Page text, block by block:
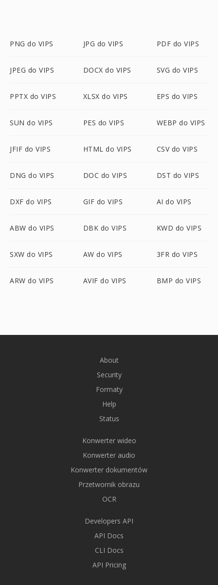
PNG do VIPS JPG do VIPS PDF do VIPS
JPEG do VIPS DOCX do VIPS SVG do VIPS
PPTX do VIPS XLSX do VIPS EPS do VIPS
SUN do VIPS PES do VIPS WEBP do VIPS
JFIF do VIPS HTML do VIPS CSV do VIPS
DNG do VIPS DOC do VIPS DST do VIPS
DXF do VIPS GIF do VIPS AI do VIPS
ABW do VIPS DBK do VIPS KWD do VIPS
SXW do VIPS AW do VIPS 3FR do VIPS
ARW do VIPS AVIF do VIPS BMP do VIPS
About
Security
Formaty
Help
Status
Konwerter wideo
Konwerter audio
Konwerter dokumentów
Przetwornik obrazu
OCR
Developers API
API Docs
CLI Docs
API Pricing